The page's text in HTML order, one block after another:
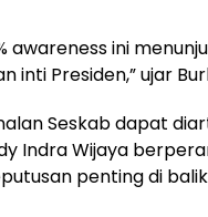
awareness ini
Presiden,” ujar
Seskab dapat
Indra Wijaya
penting di